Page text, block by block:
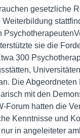
gesetzliche
sie die
300
Die
mit den
Forum hatten die
Kenntnisse und
in angeleiteter